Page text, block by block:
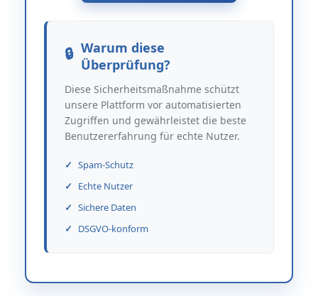
Warum diese
Überprüfung?
Diese Sicherheitsmaßnahme schützt
unsere Plattform vor automatisierten
Zugriffen und gewährleistet die beste
Benutzererfahrung für echte Nutzer.
Spam-Schutz
Echte Nutzer
Sichere Daten
DSGVO-konform